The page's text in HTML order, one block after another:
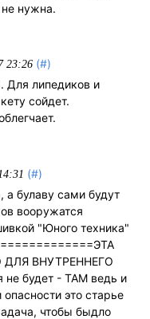
не нужна.
23:26 (#)
Для липедиков и
сойдет.
(#)
а булаву сами будут
вооружатся
"Юного техника"
ВНУТРЕННЕГО
будет - ТАМ ведь и
это старье
чтобы быдло